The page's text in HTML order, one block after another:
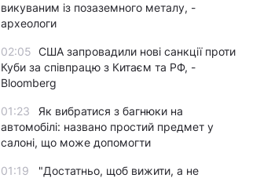
викуваним із позаземного металу, -
археологи
02:05 США запровадили нові санкції проти
Куби за співпрацю з Китаєм та РФ, -
Bloomberg
01:23
Як вибратися з багнюки на
автомобілі: названо простий предмет у
салоні, що може допомогти
01:19
"Достатньо, щоб вижити, а не